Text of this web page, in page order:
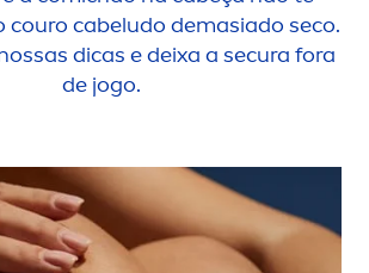
couro cabeludo demasiado seco.
dicas e deixa a secura fora
de jogo.